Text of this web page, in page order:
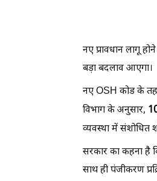
नए प्रावधान लागू
बड़ा बदलाव आएगा।
नए OSH कोड के तहत
विभाग के अनुसार,
व्यवस्था में संशोधित
सरकार का कहना है
साथ ही पंजीकरण